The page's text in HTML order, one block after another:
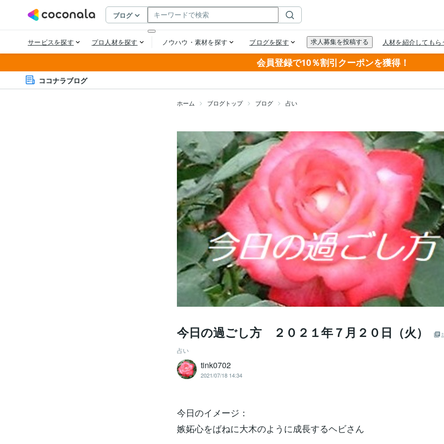
会員登録で10％割引クーポンを獲得！
ココナラブログ
ホーム ブログトップ ブログ 占い
今日の過ごし方 ２０２１年７月２０日（火）
占い
tink0702
2021/07/18 14:34
今日のイメージ：
嫉妬心をばねに大木のように成長するヘビさん